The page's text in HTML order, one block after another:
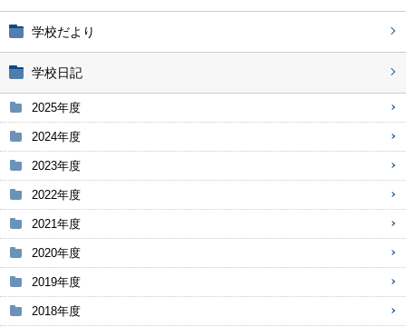
学校だより
学校日記
2025年度
2024年度
2023年度
2022年度
2021年度
2020年度
2019年度
2018年度